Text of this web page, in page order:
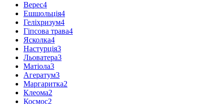
Верес4
Ешшольція4
Геліхризум4
Гіпсова трава4
Ясколка4
Настурція3
Льоватера3
Матіола3
Агератум3
Маргаритка2
Клеома2
Космос2